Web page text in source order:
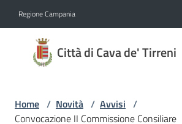
Regione Campania
Città di Cava de' Tirreni
Città
di
de'
Tirreni
Home / Novità / Avvisi /
Convocazione II Commissione Consiliare